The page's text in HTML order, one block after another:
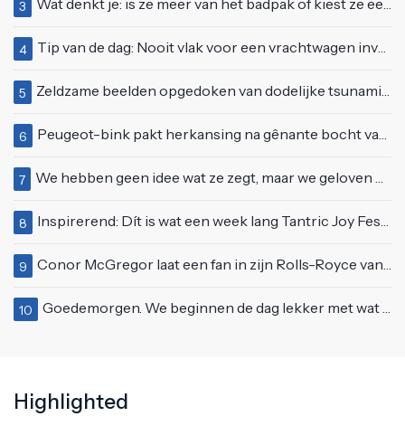
3 Wat denkt je: is ze meer van het badpak of kiest ze eerder voor een bikini?
4 Tip van de dag: Nooit vlak voor een vrachtwagen invoegen
5 Zeldzame beelden opgedoken van dodelijke tsunami uit 2004
6 Peugeot-bink pakt herkansing na gênante bocht van 180 graden bij verkeerslicht
7 We hebben geen idee wat ze zegt, maar we geloven haar helemaal!
8 Inspirerend: Dít is wat een week lang Tantric Joy Festival met je doet
9 Conor McGregor laat een fan in zijn Rolls-Royce van $600.000
10 Goedemorgen. We beginnen de dag lekker met wat rek- en strekoefeningen
Highlighted